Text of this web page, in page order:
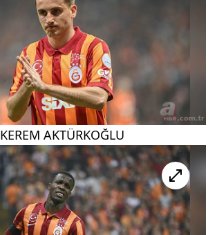
KEREM AKTÜRKOĞLU